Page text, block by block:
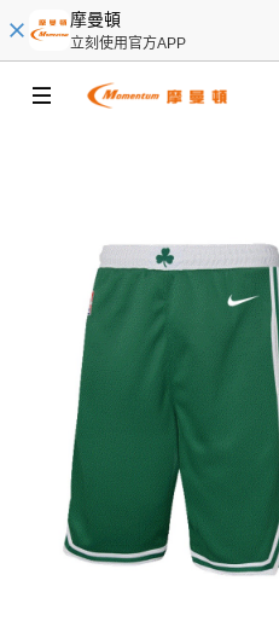
摩曼頓
立刻使用官方APP